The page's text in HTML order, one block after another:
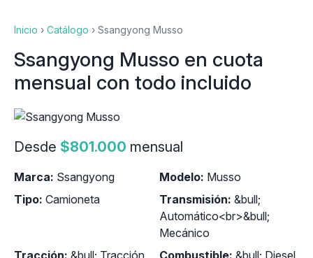
Inicio › Catálogo › Ssangyong Musso
Ssangyong Musso en cuota
mensual con todo incluido
Desde $801.000 mensual
Marca: Ssangyong Modelo: Musso
Tipo: Camioneta Transmisión: &bull;
Automático<br>&bull;
Mecánico
Tracción: &bull; Tracción
Combustible: &bull; Diesel